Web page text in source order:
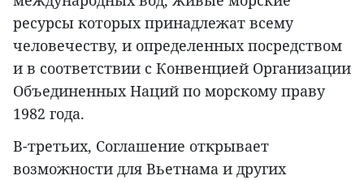
ресурсы которых принадлежат всему
человечеству, и определенных посредством
и в соответствии с Конвенцией Организации
Объединенных Наций по морскому праву
1982 года.
В-третьих, Соглашение открывает
возможности для Вьетнама и других